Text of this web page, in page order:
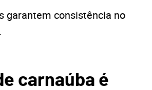
garantem consistência no
carnaúba é